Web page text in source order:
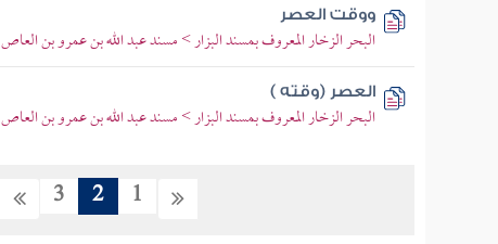
ووقت العصر
البحر الزخار المعروف بمسند البزار > مسند عبد الله بن عمرو بن العاص
العصر (وقته )
البحر الزخار المعروف بمسند البزار > مسند عبد الله بن عمرو بن العاص
1
2
3